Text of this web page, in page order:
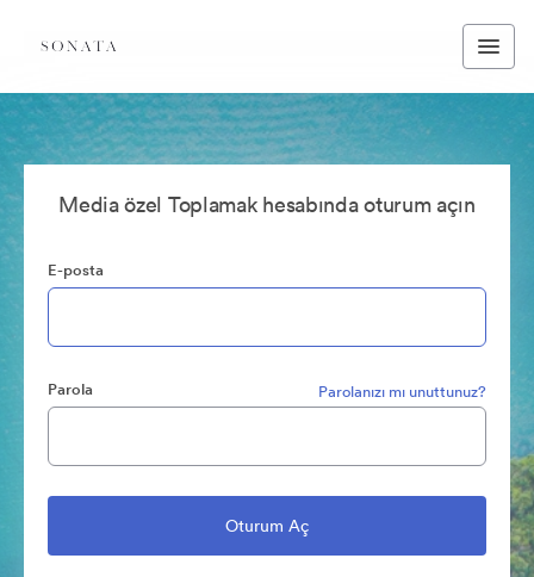
Media özel Toplamak hesabında oturum açın
E-posta
Parola Parolanızı mı unuttunuz?